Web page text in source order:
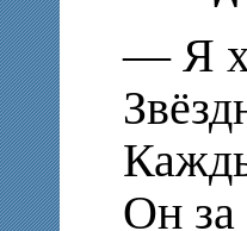
— Я
Он за